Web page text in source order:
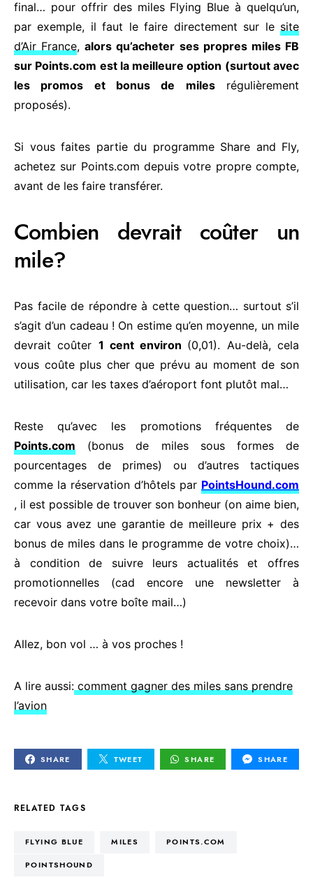
final… pour offrir des miles Flying Blue à quelqu’un,
par exemple, il faut le faire directement sur le site
d’Air France,alors qu’acheter ses propres miles FB
sur Points.com est la meilleure option (surtout avec
les promos et bonus de milesrégulièrement
proposés).
Si vous faites partie du programme Share and Fly,
achetez sur Points.com depuis votre propre compte,
avant de les faire transférer.
Combien devrait coûter un
mile?
Pas facile de répondre à cette question… surtout s’il
s’agit d’un cadeau ! On estime qu’en moyenne, un mile
devrait coûter 1 cent environ (0,01). Au-delà, cela
vous coûte plus cher que prévu au moment de son
utilisation, car les taxes d’aéroport font plutôt mal…
Reste qu’avec les promotions fréquentes de
Points.com (bonus de miles sous formes de
pourcentages de primes) ou d’autres tactiques
comme la réservation d’hôtels par PointsHound.com
, il est possible de trouver son bonheur (on aime bien,
car vous avez une garantie de meilleure prix + des
bonus de miles dans le programme de votre choix)…
à condition de suivre leurs actualités et offres
promotionnelles (cad encore une newsletter à
recevoir dans votre boîte mail…)
Allez, bon vol … à vos proches !
A lire aussi: comment gagner des miles sans prendre
l’avion
SHARE TWEET SHARE SHARE
RELATED TAGS
FLYING BLUE MILES POINTS.COM
POINTSHOUND